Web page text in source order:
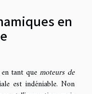
en
en tant quemoteurs de
est indéniable. Non